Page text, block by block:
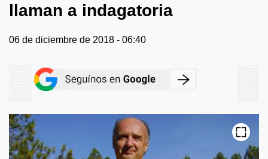
llaman a indagatoria
06 de diciembre de 2018 - 06:40